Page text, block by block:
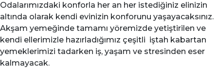
Odalarımızdaki konforla her an her istediğiniz elinizin
altında olarak kendi evinizin konforunu yaşayacaksınız.
Akşam yemeğinde tamamı yöremizde yetiştirilen ve
kendi ellerimizle hazırladığımız çeşitli iştah kabartan
yemeklerimizi tadarken iş, yaşam ve stresinden eser
kalmayacak.